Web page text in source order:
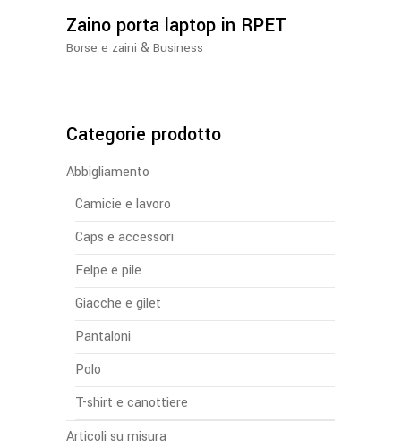
Zaino porta laptop in RPET
Borse e zaini & Business
Categorie prodotto
Abbigliamento
Camicie e lavoro
Caps e accessori
Felpe e pile
Giacche e gilet
Pantaloni
Polo
T-shirt e canottiere
Articoli su misura